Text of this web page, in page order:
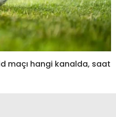
maçı hangi kanalda, saat